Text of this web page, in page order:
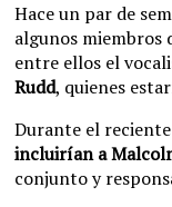
Hace un par de
algunos miembros
entre ellos el
Rudd, quienes
Durante el
incluirían a
conjunto y